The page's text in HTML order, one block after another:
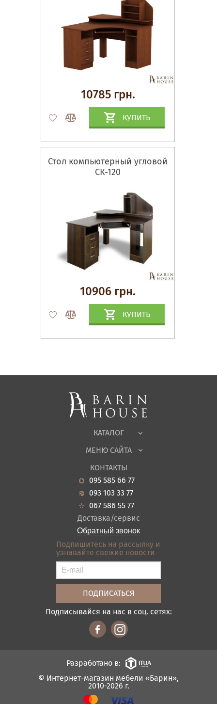
10785 грн.
КУПИТЬ
Стол компьютерный угловой
СК-120
10906 грн.
КУПИТЬ
КАТАЛОГ
Спальни, Кровати
Корпусная мебель
Офисная мебель
Садовая мебель
Гостиная
Кухня
Прихожие
Ванная
Акции
МЕНЮ САЙТА
О нас
Новости
Гарантия
Кредит
Оплата и доставка
Отзывы
Контакты
Карта сайта
Условия покупки
КОНТАКТЫ
095 585 66 77
093 103 33 77
067 586 55 77
Доставка/сервис
Обратный звонок
Подпишитесь на рассылку и
узнавайте свежие новости
Подписывайся на нас в соц. сетях:
© Интернет-магазин мебели «Барин»,
2010-2026 г.
Разработано в: